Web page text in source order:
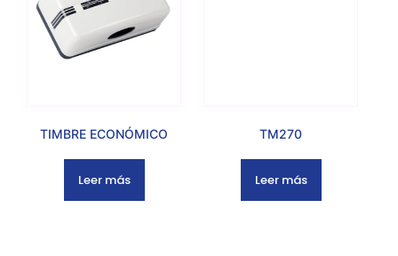
TIMBRE ECONÓMICO
Leer más
TM270
Leer más